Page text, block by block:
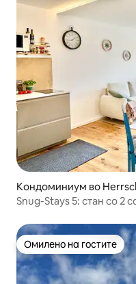
Кондоминиум во
Snug-Stays 5: стан со 2
Омилено на гостите
Омилено на гостите